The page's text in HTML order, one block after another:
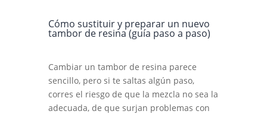
Cómo sustituir y preparar un nuevo
tambor de resina (guía paso a paso)
Cambiar un tambor de resina parece
sencillo, pero si te saltas algún paso,
corres el riesgo de que la mezcla no sea la
adecuada, de que surjan problemas con